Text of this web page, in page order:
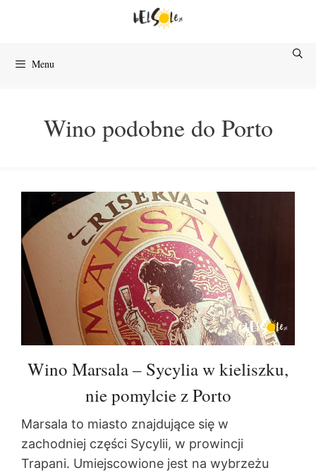
Menu
Wino podobne do Porto
Wino Marsala – Sycylia w kieliszku,
nie pomylcie z Porto
Marsala to miasto znajdujące się w
zachodniej części Sycylii, w prowincji
Trapani. Umiejscowione jest na wybrzeżu